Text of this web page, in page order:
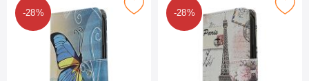
-28%
kuviolompakko iPhone 13 Pro Max (6.7) suosikiksi
-28%
Merkitse kuviolompakko iPhone